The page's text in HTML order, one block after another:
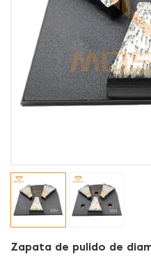
Zapata de pulido de